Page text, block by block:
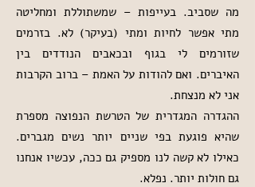
מה שסביב. בעייפות – שמשתוללת ומחליטה
מתי אפשר לחיות ומתי (בעיקר) לא. בזרמים
שזורמים לי בגוף ובכאבים הנודדים בין
האיברים. ואם להודות על האמת – ברוב הקרבות
אני לא מנצחת.
ההגדרה המגדרית של הטרשת הנפוצה מספרת
שהיא פוגעת בפי שניים יותר נשים מגברים.
כאילו לא קשה לנו מספיק גם ככה, עכשיו אנחנו
גם חולות יותר. נפלא.